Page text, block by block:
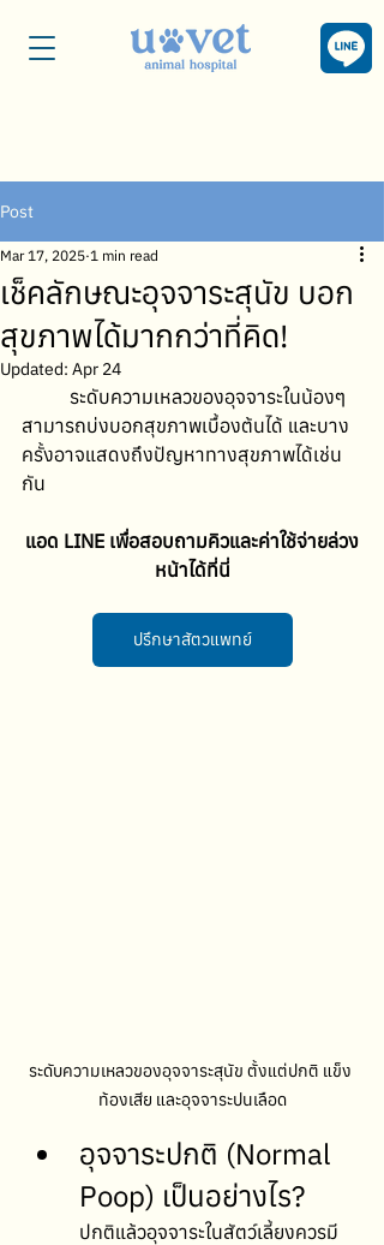
Post
เช็คลักษณะอุจจาระสุนัข บอก
สุขภาพได้มากกว่าที่คิด!
Mar 17, 2025 1 min read
Updated: Apr 24
สามารถบ่งบอกสุขภาพเบื้องต้นได้ และบาง
ครั้งอาจแสดงถึงปัญหาทางสุขภาพได้เช่น
กัน
แอด LINE เพื่อสอบถามคิวและค่าใช้จ่ายล่วง
หน้าได้ที่นี่
ปรึกษาสัตวแพทย์
ระดับความเหลวของอุจจาระสุนัข ตั้งแต่ปกติ แข็ง
ท้องเสีย และอุจจาระปนเลือด
อุจจาระปกติ (Normal
Poop) เป็นอย่างไร?
ปกติแล้วอุจจาระในสัตว์เลี้ยงควรมี